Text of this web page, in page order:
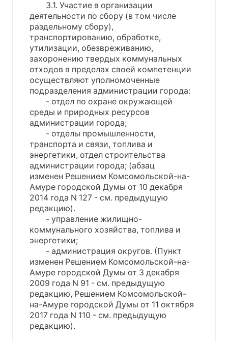
3.1. Участие в организации
деятельности по сбору (в том числе
раздельному сбору),
транспортированию, обработке,
утилизации, обезвреживанию,
захоронению твердых коммунальных
отходов в пределах своей компетенции
осуществляют уполномоченные
подразделения администрации города:
- отдел по охране окружающей
среды и природных ресурсов
администрации города;
- отделы промышленности,
транспорта и связи, топлива и
энергетики, отдел строительства
администрации города; (абзац
изменен Решением Комсомольской-на-
Амуре городской Думы от 10 декабря
2014 года N 127 - см. предыдущую
редакцию).
- управление жилищно-
коммунального хозяйства, топлива и
энергетики;
- администрация округов. (Пункт
изменен Решением Комсомольской-на-
Амуре городской Думы от 3 декабря
2009 года N 91 - см. предыдущую
редакцию, Решением Комсомольской-
на-Амуре городской Думы от 11 октября
2017 года N 110 - см. предыдущую
редакцию).